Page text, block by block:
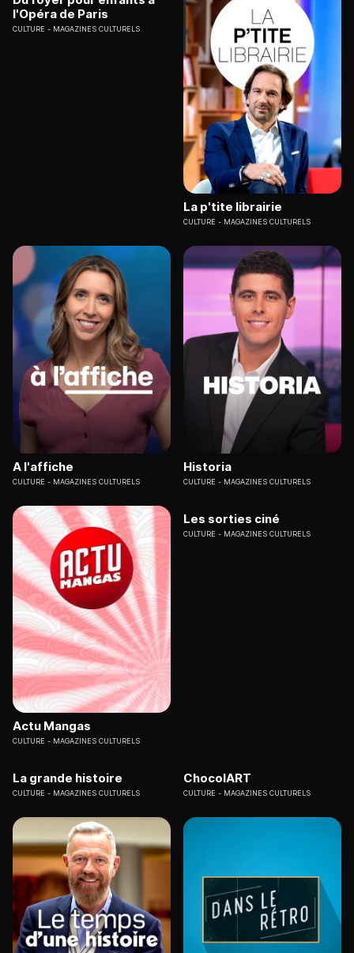
l'Opéra de Paris
CULTURE MAGAZINES CULTURELS
La p'tite librairie
CULTURE MAGAZINES CULTURELS
A l'affiche
CULTURE MAGAZINES CULTURELS
Historia
CULTURE MAGAZINES CULTURELS
Actu Mangas
CULTURE MAGAZINES CULTURELS
Les sorties ciné
CULTURE MAGAZINES CULTURELS
La grande histoire
CULTURE MAGAZINES CULTURELS
ChocolART
CULTURE MAGAZINES CULTURELS